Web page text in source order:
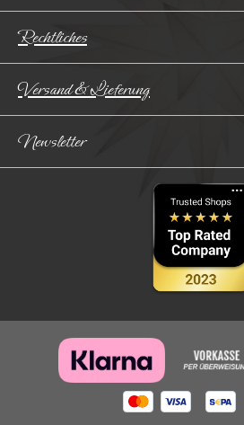
Rechtliches
Versand & Lieferung
Newsletter